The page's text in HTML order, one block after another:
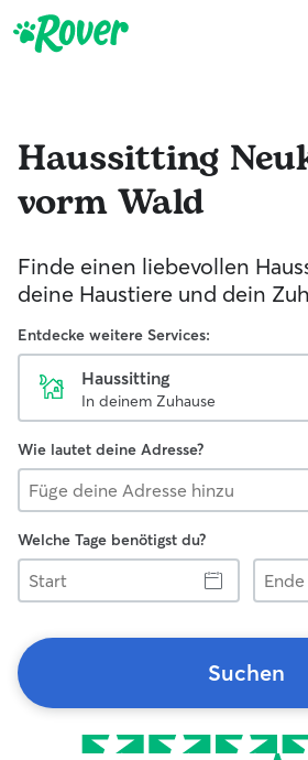
Haussitting
vorm Wald
Finde einen liebevollen
deine Haustiere und dein
Entdecke weitere Services:
Haussitting
In deinem Zuhause
Wie lautet deine Adresse?
Welche Tage benötigst du?
Start
Ende
Suchen